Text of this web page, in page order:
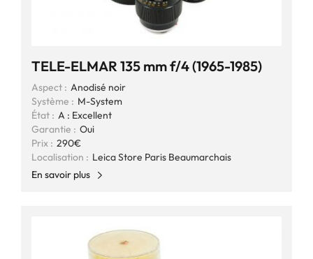
TELE-ELMAR 135 mm f/4 (1965-1985)
Aspect : Anodisé noir
Système : M-System
État : A : Excellent
Garantie : Oui
Prix : 290€
Localisation : Leica Store Paris Beaumarchais
En savoir plus